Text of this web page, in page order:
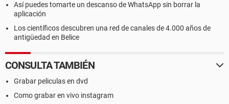
Así puedes tomarte un descanso de WhatsApp sin borrar la
aplicación
Los científicos descubren una red de canales de 4.000 años de
antigüedad en Belice
CONSULTA TAMBIÉN
Grabar peliculas en dvd
Como grabar en vivo instagram